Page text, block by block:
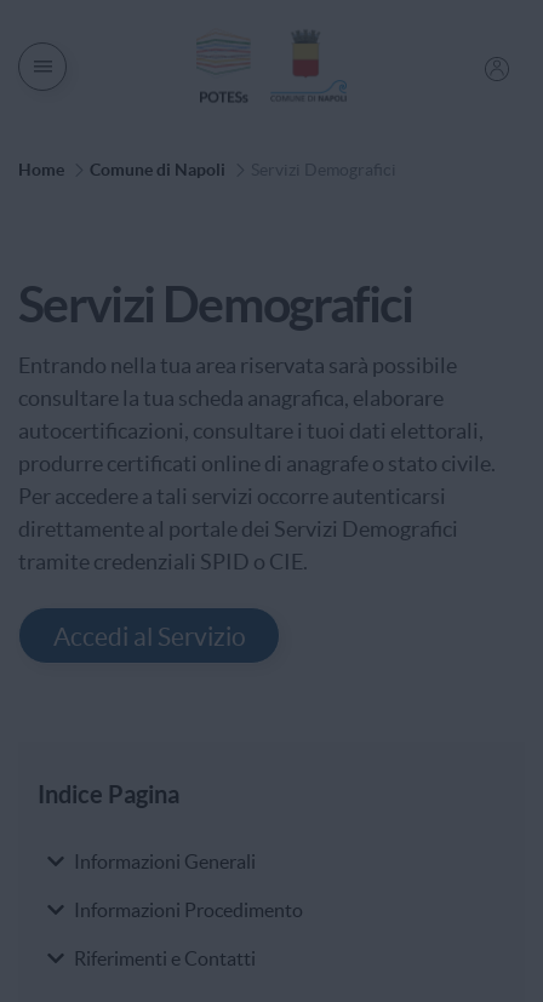
Men� di navigazione
Percorso di Navigazione
Home Comune di Napoli
Categoria di Servizio
Servizi Demografici
Entrando nella tua area riservata sarà possibile
consultare la tua scheda anagrafica, elaborare
autocertificazioni, consultare i tuoi dati elettorali,
produrre certificati online di anagrafe o stato civile.
Per accedere a tali servizi occorre autenticarsi
direttamente al portale dei Servizi Demografici
tramite credenziali SPID o CIE.
Accedi al Servizio
Indice Pagina
Indice Pagina
Informazioni Generali
Informazioni Procedimento
Riferimenti e Contatti